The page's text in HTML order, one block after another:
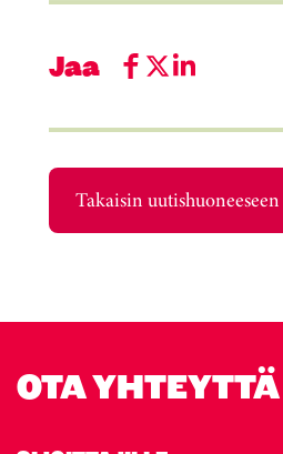
Jaa
Takaisin uutishuoneeseen
OTA YHTEYTTÄ